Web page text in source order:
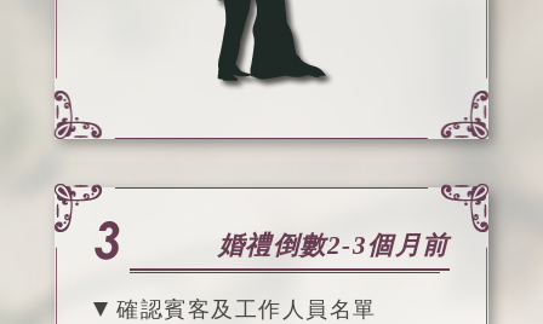
婚禮倒數2-3個月前
確認賓客及工作人員名單